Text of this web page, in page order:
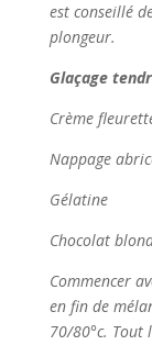
est conseillé
plongeur.
Glaçage
Crème
Commencer
en fin de
70/80°c. Tout